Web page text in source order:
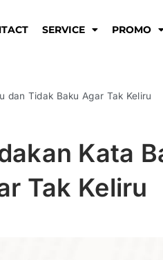
SERVICE PROMO
dan Tidak Baku Agar Tak Keliru
Kata
Tak Keliru